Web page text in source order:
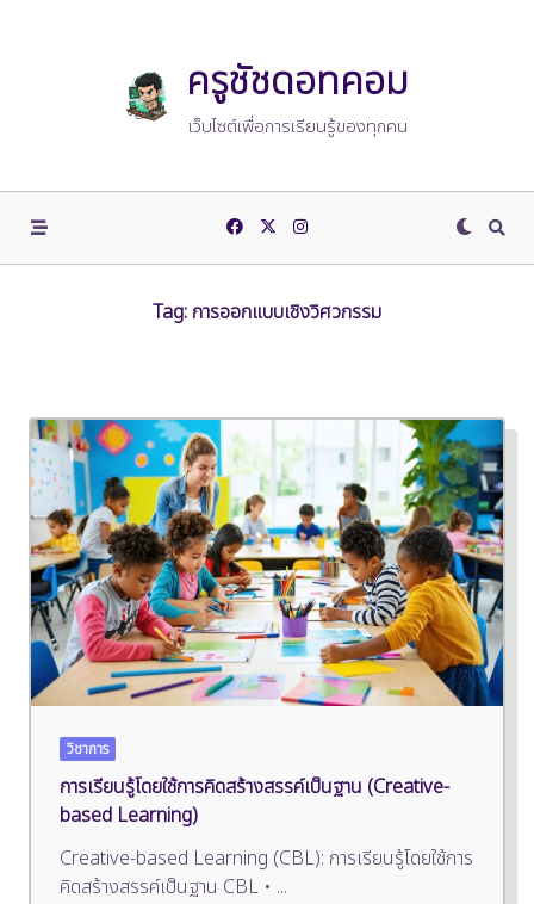
ครูชัชดอทคอม
เว็บไซต์เพื่อการเรียนรู้ของทุกคน
Tag: การออกแบบเชิงวิศวกรรม
วิชาการ
การเรียนรู้โดยใช้การคิดสร้างสรรค์เป็นฐาน (Creative-
based Learning)
Creative-based Learning (CBL): การเรียนรู้โดยใช้การ
คิดสร้างสรรค์เป็นฐาน CBL • ...